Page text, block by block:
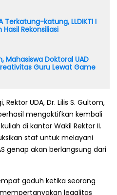
Terkatung-katung, LLDIKTI I
Rekonsiliasi
Mahasiswa Doktoral UAD
Guru Lewat Game
UDA, Dr. Lilis S. Gultom,
mengaktifkan kembali
di kantor Wakil Rektor II.
staf untuk melayani
genap akan berlangsung dari
gaduh ketika seorang
legalitas